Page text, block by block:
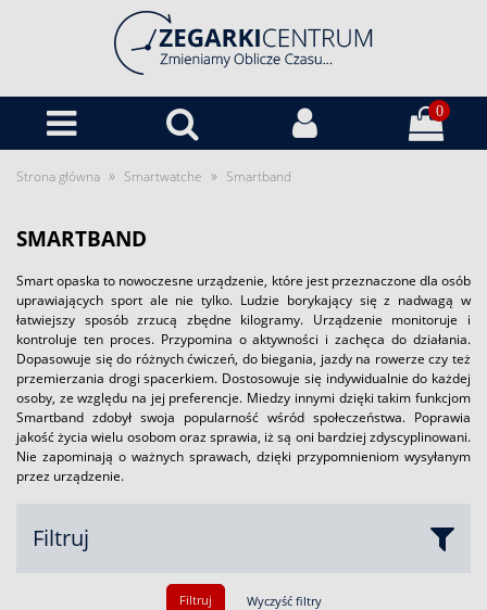
0
Strona główna » Smartwatche » Smartband
SMARTBAND
Smart opaska to nowoczesne urządzenie, które jest przeznaczone dla osób
uprawiających sport ale nie tylko. Ludzie borykający się z nadwagą w
łatwiejszy sposób zrzucą zbędne kilogramy. Urządzenie monitoruje i
kontroluje ten proces. Przypomina o aktywności i zachęca do działania.
Dopasowuje się do różnych ćwiczeń, do biegania, jazdy na rowerze czy też
przemierzania drogi spacerkiem. Dostosowuje się indywidualnie do każdej
osoby, ze względu na jej preferencje. Miedzy innymi dzięki takim funkcjom
Smartband zdobył swoja popularność wśród społeczeństwa. Poprawia
jakość życia wielu osobom oraz sprawia, iż są oni bardziej zdyscyplinowani.
Nie zapominają o ważnych sprawach, dzięki przypomnieniom wysyłanym
przez urządzenie.
Filtruj
Filtruj Wyczyść filtry